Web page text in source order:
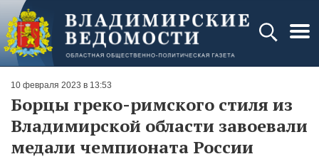
10 февраля 2023 в 13:53
Борцы греко-римского стиля из
Владимирской области завоевали
медали чемпионата России